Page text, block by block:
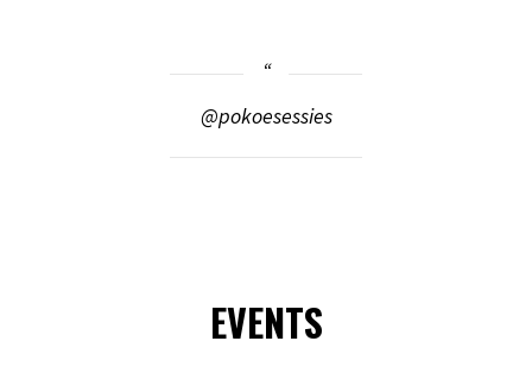
@pokoesessies
EVENTS